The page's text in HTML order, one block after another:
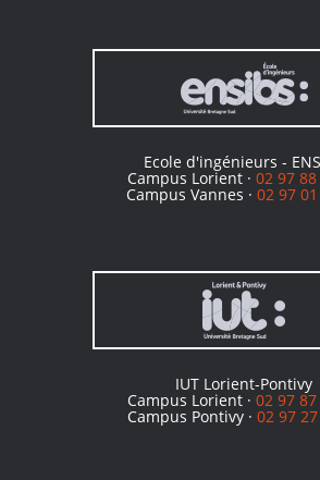
Ecole d'ingénieurs -
Campus Lorient · 02 97
Campus Vannes · 02 97
IUT Lorient-Pontivy
Campus Lorient · 02 97
Campus Pontivy · 02 97